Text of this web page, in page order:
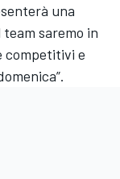
una
saremo in
competitivi e